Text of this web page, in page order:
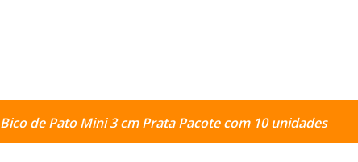
Bico de Pato Mini 3 cm Prata Pacote com 10 unidades